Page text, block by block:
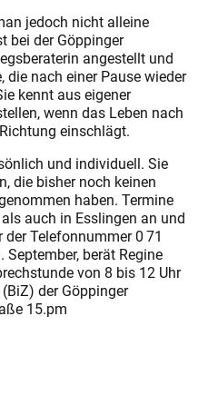
jedoch nicht alleine
bei der Göppinger
angestellt und
nach einer Pause wieder
kennt aus eigener
wenn das Leben nach
einschlägt.
und individuell. Sie
die bisher noch keinen
haben. Termine
auch in Esslingen an und
Telefonnummer 0 71
berät Regine
von 8 bis 12 Uhr
der Göppinger
15.pm